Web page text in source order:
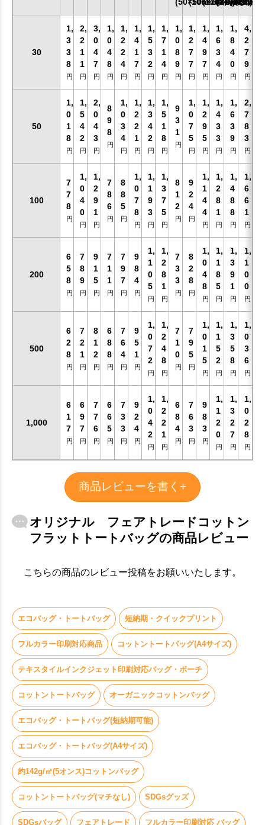
(50×50mm以内)
(100×100mm以内)
(170×170mm以
(最大)
30
1,
3
3
8
円
2,
2
1
1
円
3,
0
4
7
円
1,
0
4
8
円
1,
2
2
4
円
1,
4
1
7
円
1,
5
3
2
円
1,
7
1
4
円
1,
0
8
9
円
1,
2
7
7
円
1,
4
9
7
円
1,
6
3
4
円
1,
8
4
0
円
4,
2
7
9
円
50
1,
0
1
8
円
1,
5
4
2
円
2,
0
4
3
円
8
9
8
円
1,
0
3
4
円
1,
2
2
1
円
1,
3
4
2
円
1,
5
1
8
円
9
3
1
円
1,
0
7
5
円
1,
2
9
5
円
1,
4
3
3
円
1,
6
3
9
円
2,
7
8
3
円
100
7
7
8
円
1,
0
4
0
円
1,
2
9
1
円
7
8
6
円
8
8
5
円
1,
0
7
8
円
1,
1
9
3
円
1,
3
7
5
円
8
1
2
円
9
2
4
円
1,
1
4
4
円
1,
2
8
1
円
1,
4
8
8
円
1,
6
6
1
円
200
6
5
8
円
7
8
9
円
9
1
5
円
7
1
1
円
7
9
7
円
9
8
4
円
1,
1
0
5
円
1,
2
8
1
円
7
3
3
円
8
2
8
円
1,
0
4
8
円
1,
1
8
5
円
1,
3
9
1
円
1,
1
0
0
円
500
6
2
8
円
7
2
1
円
8
1
2
円
6
8
8
円
7
6
4
円
9
5
1
円
1,
0
7
2
円
1,
2
4
8
円
7
1
0
円
7
9
5
円
1,
0
1
5
円
1,
1
5
2
円
1,
3
5
8
円
1,
0
3
6
円
1,000
6
1
7
円
6
9
7
円
7
7
6
円
6
6
5
円
7
3
3
円
9
2
4
円
1,
0
4
2
円
1,
2
2
1
円
6
8
4
円
7
6
3
円
9
8
3
円
1,
1
2
0
円
1,
3
2
7
円
1,
0
2
8
円
商品レビューを書く+
オリジナル フェアトレードコットン
フラットトートバッグの商品レビュー
こちらの商品のレビュー投稿をお願いいたします。
エコバッグ・トートバッグ 短納期・クイックプリント
フルカラー印刷対応商品 コットントートバッグ(A4サイズ)
テキスタイルインクジェット印刷対応バッグ・ポーチ
コットントートバッグ オーガニックコットンバッグ
エコバッグ・トートバッグ(短納期可能)
エコバッグ・トートバッグ(A4サイズ)
約142g/㎡(5オンス)コットンバッグ
コットントートバッグ(マチなし) SDGsグッズ
SDGsバッグ フェアトレード フルカラー印刷対応 バッグ